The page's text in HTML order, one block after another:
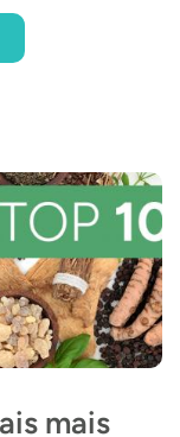
mais